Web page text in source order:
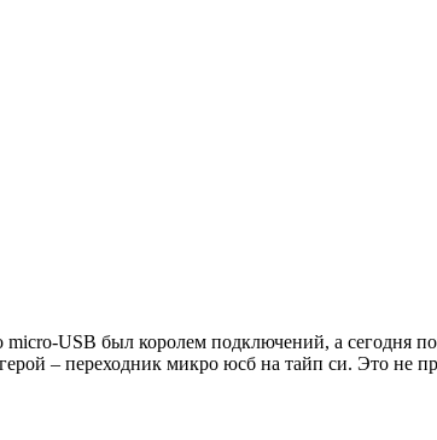
USB был королем подключений, а сегодня
– переходник микро юсб на тайп си. Это не